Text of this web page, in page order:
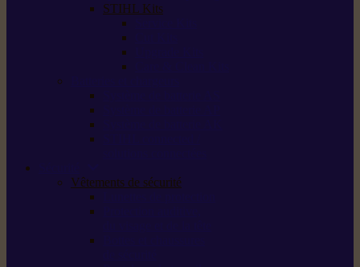
STIHL Kits
Vêtements de sécurité